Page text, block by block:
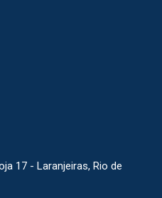
17 - Laranjeiras, Rio de